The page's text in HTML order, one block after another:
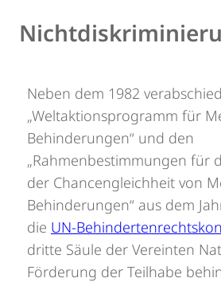
Neben dem 1982
„Weltaktionsprogramm für
Behinderungen“ und den
„Rahmenbestimmungen für
der Chancengleichheit von
Behinderungen“ aus dem
die UN-
dritte Säule der Vereinten
Förderung der Teilhabe